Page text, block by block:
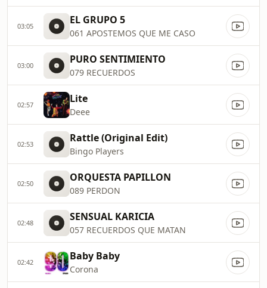
03:05 EL GRUPO 5
061 APOSTEMOS QUE ME CASO
03:00 PURO SENTIMIENTO
079 RECUERDOS
02:57 Lite
Deee
02:53 Rattle (Original Edit)
Bingo Players
02:50 ORQUESTA PAPILLON
089 PERDON
02:48 SENSUAL KARICIA
057 RECUERDOS QUE MATAN
02:42 Baby Baby
Corona